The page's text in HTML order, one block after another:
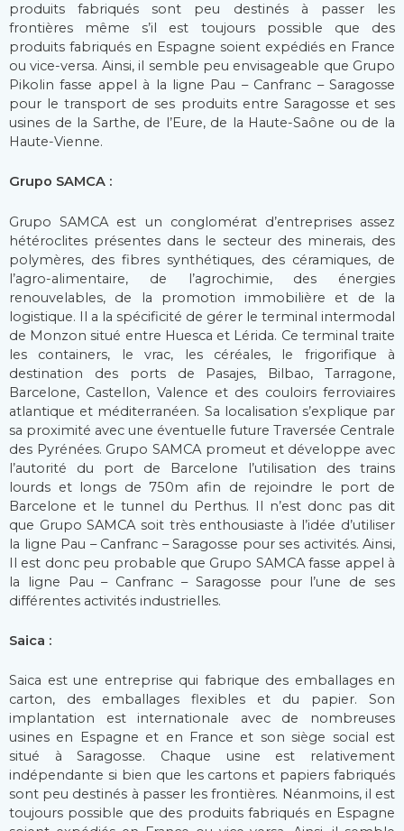
produits fabriqués sont peu destinés à passer les
frontières même s’il est toujours possible que des
produits fabriqués en Espagne soient expédiés en France
ou vice-versa. Ainsi, il semble peu envisageable que Grupo
Pikolin fasse appel à la ligne Pau – Canfranc – Saragosse
pour le transport de ses produits entre Saragosse et ses
usines de la Sarthe, de l’Eure, de la Haute-Saône ou de la
Haute-Vienne.
Grupo SAMCA :
Grupo SAMCA est un conglomérat d’entreprises assez
hétéroclites présentes dans le secteur des minerais, des
polymères, des fibres synthétiques, des céramiques, de
l’agro-alimentaire, de l’agrochimie, des énergies
renouvelables, de la promotion immobilière et de la
logistique. Il a la spécificité de gérer le terminal intermodal
de Monzon situé entre Huesca et Lérida. Ce terminal traite
les containers, le vrac, les céréales, le frigorifique à
destination des ports de Pasajes, Bilbao, Tarragone,
Barcelone, Castellon, Valence et des couloirs ferroviaires
atlantique et méditerranéen. Sa localisation s’explique par
sa proximité avec une éventuelle future Traversée Centrale
des Pyrénées. Grupo SAMCA promeut et développe avec
l’autorité du port de Barcelone l’utilisation des trains
lourds et longs de 750m afin de rejoindre le port de
Barcelone et le tunnel du Perthus. Il n’est donc pas dit
que Grupo SAMCA soit très enthousiaste à l’idée d’utiliser
la ligne Pau – Canfranc – Saragosse pour ses activités. Ainsi,
Il est donc peu probable que Grupo SAMCA fasse appel à
la ligne Pau – Canfranc – Saragosse pour l’une de ses
différentes activités industrielles.
Saica :
Saica est une entreprise qui fabrique des emballages en
carton, des emballages flexibles et du papier. Son
implantation est internationale avec de nombreuses
usines en Espagne et en France et son siège social est
situé à Saragosse. Chaque usine est relativement
indépendante si bien que les cartons et papiers fabriqués
sont peu destinés à passer les frontières. Néanmoins, il est
toujours possible que des produits fabriqués en Espagne